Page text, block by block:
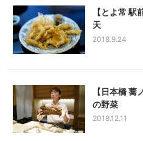
【とよ常
天
2018.9.24
【日本橋
の野菜
2018.12.11